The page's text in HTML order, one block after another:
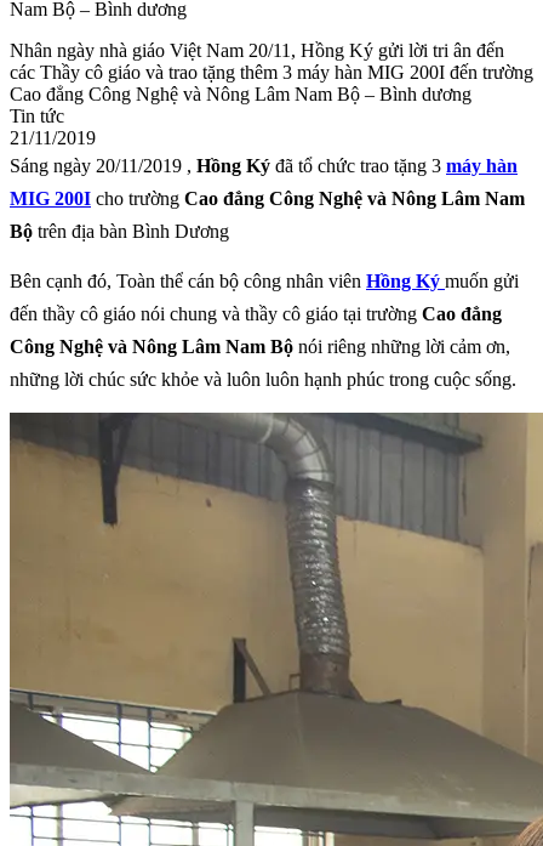
Nam Bộ – Bình dương
Nhân ngày nhà giáo Việt Nam 20/11, Hồng Ký gửi lời tri ân đến
các Thầy cô giáo và trao tặng thêm 3 máy hàn MIG 200I đến trường
Cao đẳng Công Nghệ và Nông Lâm Nam Bộ – Bình dương
Tin tức
21/11/2019
Sáng ngày 20/11/2019 , Hồng Ký đã tổ chức trao tặng 3 máy hàn
MIG 200I cho trường Cao đẳng Công Nghệ và Nông Lâm Nam
Bộ trên địa bàn Bình Dương
Bên cạnh đó, Toàn thể cán bộ công nhân viên Hồng Ký muốn gửi
đến thầy cô giáo nói chung và thầy cô giáo tại trường Cao đẳng
Công Nghệ và Nông Lâm Nam Bộ nói riêng những lời cảm ơn,
những lời chúc sức khỏe và luôn luôn hạnh phúc trong cuộc sống.